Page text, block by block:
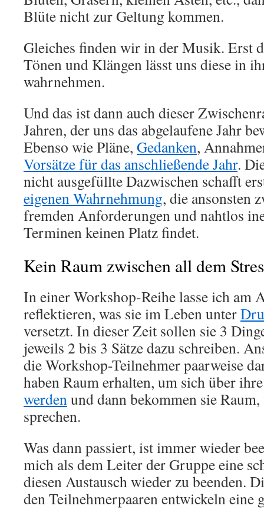
Blüte nicht zur Geltung kommen.
Gleiches finden wir in der Musik. Erst
Tönen und Klängen lässt uns diese in
wahrnehmen.
Und das ist dann auch dieser
Jahren, der uns das abgelaufene Jahr
Ebenso wie Pläne, Gedanken,
Vorsätze für das anschließende Jahr.
nicht ausgefüllte Dazwischen schafft
eigenen Wahrnehmung, die ansonsten
fremden Anforderungen und nahtlos
Terminen keinen Platz findet.
Kein Raum zwischen all dem
In einer Workshop-Reihe lasse ich am
reflektieren, was sie im Leben unter
versetzt. In dieser Zeit sollen sie 3
jeweils 2 bis 3 Sätze dazu schreiben.
die Workshop-Teilnehmer paarweise
haben Raum erhalten, um sich über
werdenund dann bekommen sie
sprechen.
Was dann passiert, ist immer wieder
mich als dem Leiter der Gruppe eine
diesen Austausch wieder zu beenden.
den Teilnehmerpaaren entwickeln eine